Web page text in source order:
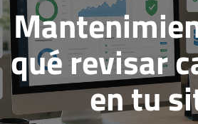
qué revisar
en tu